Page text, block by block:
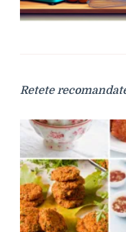
Retete